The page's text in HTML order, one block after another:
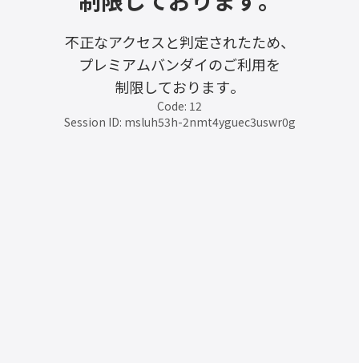
不正なアクセスと判定されたため、
プレミアムバンダイのご利用を
制限しております。
Code: 12
Session ID: msluh53h-2nmt4yguec3uswr0g